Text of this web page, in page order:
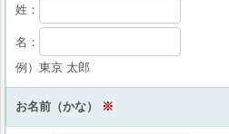
姓：
名：
例）東京 太郎
お名前（かな） ※